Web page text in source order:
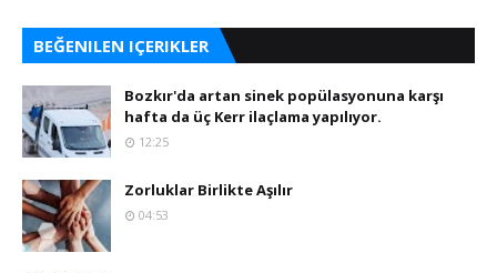
BEĞENILEN IÇERIKLER
Bozkır'da artan sinek popülasyonuna karşı
hafta da üç Kerr ilaçlama yapılıyor.
12:25
Zorluklar Birlikte Aşılır
04:53